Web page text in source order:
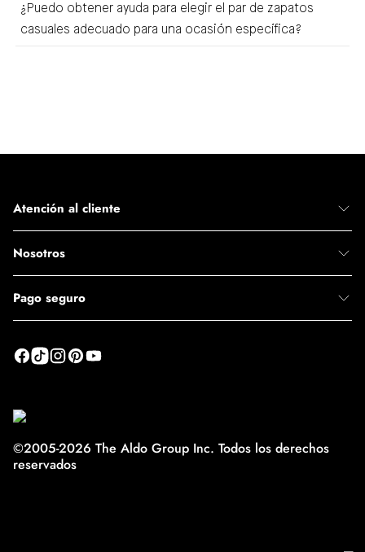
¿Puedo obtener ayuda para elegir el par de zapatos
casuales adecuado para una ocasión específica?
Atención al cliente
Nosotros
Pago seguro
©2005-2026 The Aldo Group Inc. Todos los derechos
reservados